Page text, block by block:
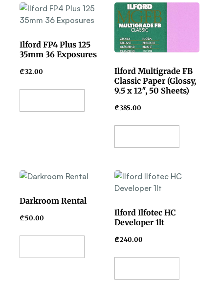
Ilford FP4 Plus 125
35mm 36 Exposures
₾32.00
Ilford Multigrade FB
Classic Paper (Glossy,
9.5 x 12″, 50 Sheets)
₾385.00
Darkroom Rental
₾50.00
Ilford Ilfotec HC
Developer 1lt
₾240.00